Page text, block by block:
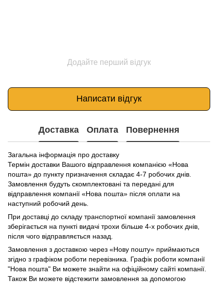
Додайте перший відгук
Написати відгук
Доставка Оплата Повернення
Загальна інформація про доставку
Термін доставки Вашого відправлення компанією «Нова
пошта» до пункту призначення складає 4-7 робочих днів.
Замовлення будуть скомплектовані та передані для
відправлення компанії «Нова пошта» після оплати на
наступний робочий день.
При доставці до складу транспортної компанії замовлення
зберігається на пункті видачі трохи більше 4-х робочих днів,
після чого відправляється назад.
Замовлення з доставкою через «Нову пошту» приймаються
згідно з графіком роботи перевізника. Графік роботи компанії
"Нова пошта" Ви можете знайти на офіційному сайті компанії.
Також Ви можете відстежити замовлення за допомогою